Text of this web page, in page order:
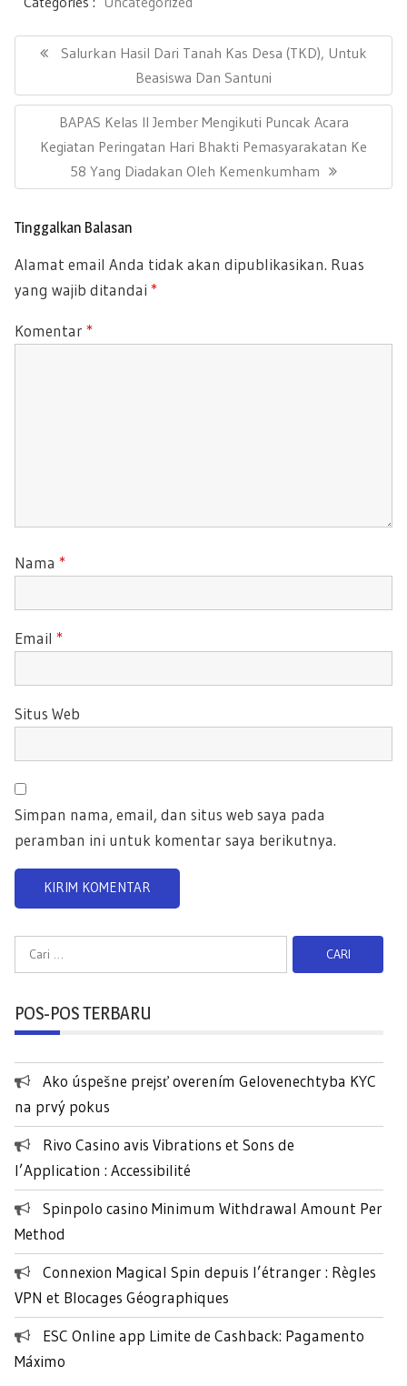
b
oo
k
er
s
A
p
p
e
g
p
s
P
E
V
I
S
O
S
T
:
Salurkan Hasil Dari Tanah Kas Desa (TKD), Untuk
Beasiswa Dan Santuni
N
E
T
P
S
T
BAPAS Kelas II Jember Mengikuti Puncak Acara
Kegiatan Peringatan Hari Bhakti Pemasyarakatan Ke
58 Yang Diadakan Oleh Kemenkumham
Tinggalkan Balasan
Alamat email Anda tidak akan dipublikasikan. Ruas
yang wajib ditandai *
Komentar *
Nama *
Email *
Situs Web
Simpan nama, email, dan situs web saya pada
peramban ini untuk komentar saya berikutnya.
a
n
t
u
k
:
POS-POS TERBARU
Ako úspešne prejsť overením Gelovenechtyba KYC
na prvý pokus
Rivo Casino avis Vibrations et Sons de
l’Application : Accessibilité
Spinpolo casino Minimum Withdrawal Amount Per
Method
Connexion Magical Spin depuis l’étranger : Règles
VPN et Blocages Géographiques
ESC Online app Limite de Cashback: Pagamento
Máximo